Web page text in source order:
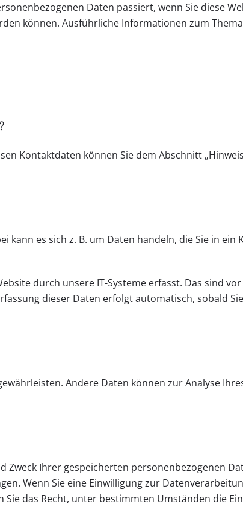
Daten passiert, wenn Sie diese
können. Ausführliche Informationen zum
Kontaktdaten können Sie dem Abschnitt
kann es sich z. B. um Daten handeln, die Sie in
durch unsere IT-Systeme erfasst. Das sind
dieser Daten erfolgt automatisch, sobald
Andere Daten können zur Analyse
Ihrer gespeicherten personenbezogenen
Wenn Sie eine Einwilligung zur
das Recht, unter bestimmten Umständen die